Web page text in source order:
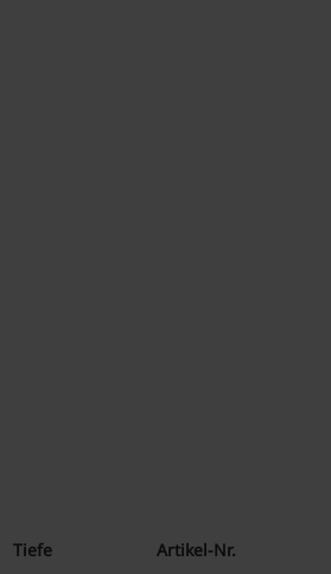
Tiefe Artikel-Nr.